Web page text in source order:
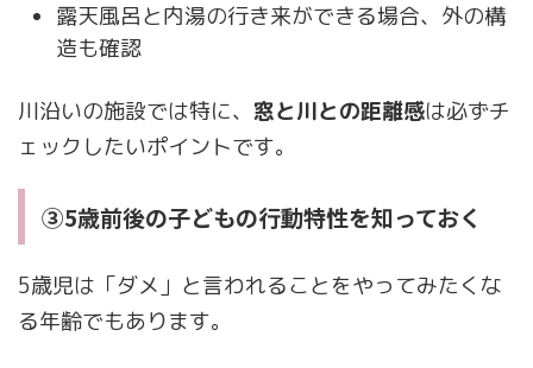
露天風呂と内湯の行き来ができる場合、外の構
造も確認
川沿いの施設では特に、 窓と川との距離感は必ずチ
ェックしたいポイントです。
③5歳前後の子どもの行動特性を知っておく
5歳児は「ダメ」と言われることをやってみたくな
る年齢でもあります。